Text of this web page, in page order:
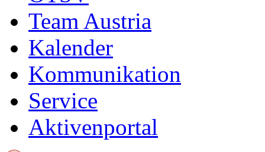
Team Austria
Kalender
Kommunikation
Service
Aktivenportal